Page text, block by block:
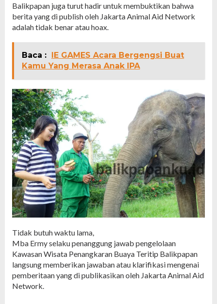
Balikpapan juga turut hadir untuk membuktikan bahwa
berita yang di publish oleh Jakarta Animal Aid Network
adalah tidak benar atau hoax.
Baca : IE GAMES Acara Bergengsi Buat
Kamu Yang Merasa Anak IPA
Tidak butuh waktu lama,
Mba Ermy selaku penanggung jawab pengelolaan
Kawasan Wisata Penangkaran Buaya Teritip Balikpapan
langsung memberikan jawaban atau klarifikasi mengenai
pemberitaan yang di publikasikan oleh Jakarta Animal Aid
Network.